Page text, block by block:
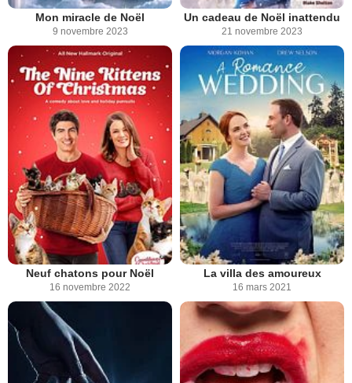
Mon miracle de Noël
9 novembre 2023
Un cadeau de Noël inattendu
21 novembre 2023
Neuf chatons pour Noël
16 novembre 2022
La villa des amoureux
16 mars 2021